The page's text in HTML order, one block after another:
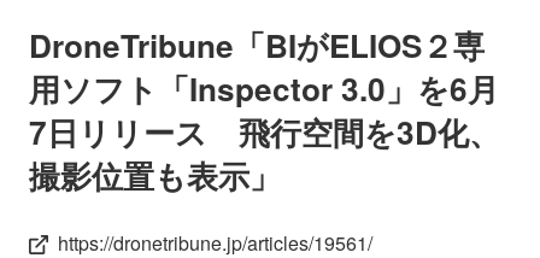
DroneTribune「BIがELIOS２専
用ソフト「Inspector 3.0」を6月
7日リリース 飛行空間を3D化、
撮影位置も表示」
https://dronetribune.jp/articles/19561/